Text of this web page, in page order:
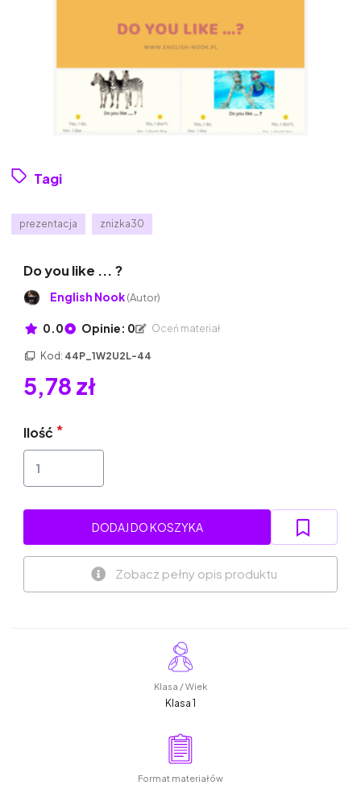
Tagi
prezentacja znizka30
Do you like ... ?
English Nook(Autor)
0.0 Opinie: 0 Oceń materiał
Kod: 44P_1W2U2L-44
5,78 zł
Ilość
DODAJ DO KOSZYKA
Zobacz pełny opis produktu
Klasa / Wiek
Klasa 1
Format materiałów